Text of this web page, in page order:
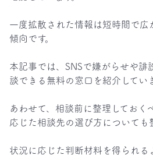
一度拡散された情報は短時間で広
傾向です。
本記事では、SNSで嫌がらせや誹
談できる無料の窓口を紹介してい
あわせて、相談前に整理しておく
応じた相談先の選び方についても
状況に応じた判断材料を得られる